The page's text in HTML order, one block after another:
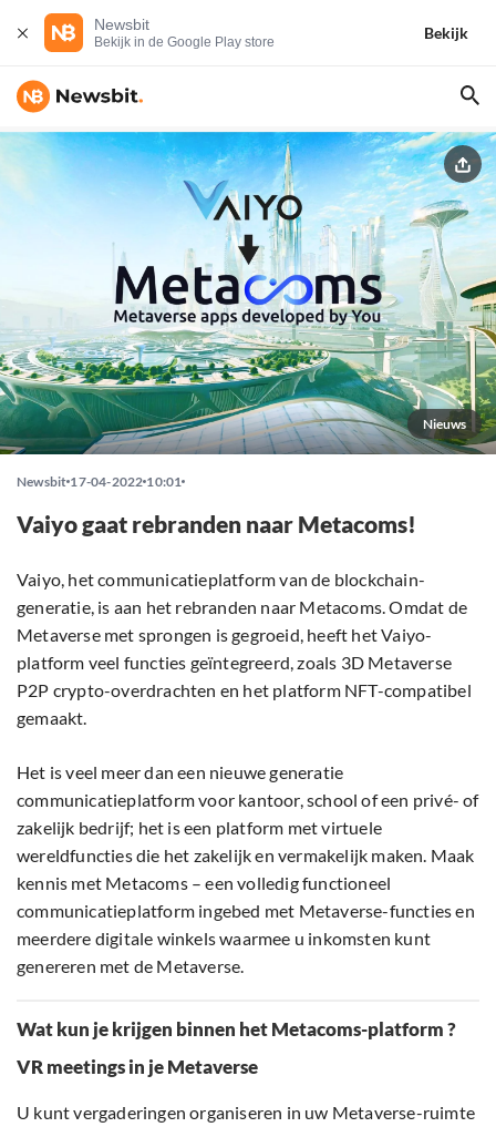
Newsbit
Bekijk in de Google Play store
Bekijk
Nieuws
Newsbit 17-04-2022 10:01
Vaiyo gaat rebranden naar Metacoms!
Vaiyo, het communicatieplatform van de blockchain-
generatie, is aan het rebranden naar Metacoms. Omdat de
Metaverse met sprongen is gegroeid, heeft het Vaiyo-
platform veel functies geïntegreerd, zoals 3D Metaverse
P2P crypto-overdrachten en het platform NFT-compatibel
gemaakt.
Het is veel meer dan een nieuwe generatie
communicatieplatform voor kantoor, school of een privé- of
zakelijk bedrijf; het is een platform met virtuele
wereldfuncties die het zakelijk en vermakelijk maken. Maak
kennis met Metacoms – een volledig functioneel
communicatieplatform ingebed met Metaverse-functies en
meerdere digitale winkels waarmee u inkomsten kunt
genereren met de Metaverse.
Wat kun je krijgen binnen het Metacoms-platform ?
VR meetings in je Metaverse
U kunt vergaderingen organiseren in uw Metaverse-ruimte